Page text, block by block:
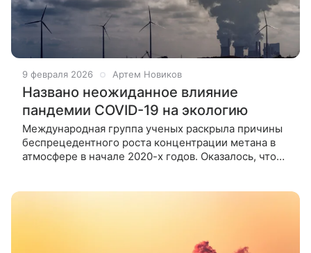
9 февраля 2026 Артем Новиков
Названо неожиданное влияние
пандемии COVID-19 на экологию
Международная группа ученых раскрыла причины
беспрецедентного роста концентрации метана в
атмосфере в начале 2020-х годов. Оказалось, что